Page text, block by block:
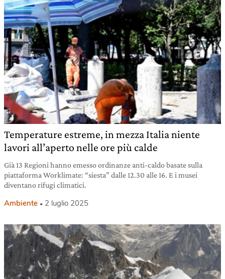
Temperature estreme, in mezza Italia niente
lavori all’aperto nelle ore più calde
Già 13 Regioni hanno emesso ordinanze anti-caldo basate sulla
piattaforma Worklimate: “siesta” dalle 12.30 alle 16. E i musei
diventano rifugi climatici.
Ambiente 2 luglio 2025